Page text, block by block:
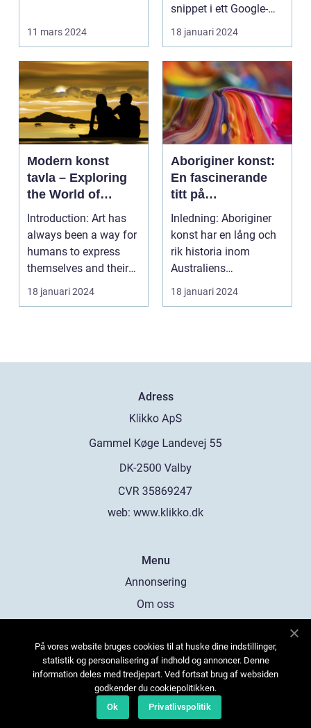
11 mars 2024
snippet i ett Google-
sök är det viktigt...
18 januari 2024
Modern konst
tavla – Exploring
the World of
Contemporary Art
Introduction: Art has
always been a way for
humans to express
themselves and their
experiences. Over...
18 januari 2024
Aboriginer konst:
En fascinerande
titt på
ursprungsbefolkni
ngens unika
konstform
Inledning: Aboriginer
konst har en lång och
rik historia inom
Australiens
ursprungsbefolkning.
Denna...
18 januari 2024
Adress
web: www.klikko.dk
Menu
Annonsering
Om oss
Kontakta oss
Sitemap
På vores website bruges cookies til at huske dine indstillinger,
statistik og personalisering af indhold og annoncer. Denne
information deles med tredjepart. Ved fortsat brug af websiden
godkender du cookiepolitikken.
Ok
Privatlivspolitik